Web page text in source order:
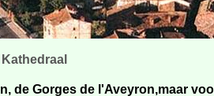
de Gorges de l'Aveyron,maar